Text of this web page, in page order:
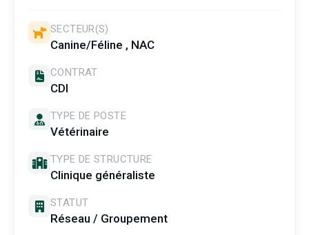
SECTEUR(S)
Canine/Féline , NAC
CONTRAT
CDI
TYPE DE POSTE
Vétérinaire
TYPE DE STRUCTURE
Clinique généraliste
STATUT
Réseau / Groupement